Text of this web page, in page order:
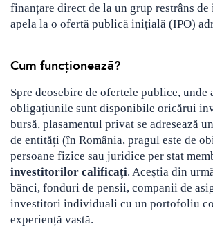
BROKERI
Artificial Intelligence
Digital Trends
TERMENUL
ESG
Renewable
finanțare direct de la un grup restrâns
apela la o ofertă publică inițială (IPO)
Cum funcționează?
Spre deosebire de ofertele publice, unde
obligațiunile sunt disponibile oricărui
bursă, plasamentul privat se adresează
de entități (în România, pragul este de
persoane fizice sau juridice per stat
investitorilor calificați. Aceștia din
bănci, fonduri de pensii, companii de
investitori individuali cu un portofoliu
experiență vastă.